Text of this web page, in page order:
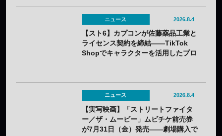
ニュース 2026.8.4
【スト6】カプコンが佐藤薬品工業と
ライセンス契約を締結——TikTok
Shopでキャラクターを活用したプロ
ニュース 2026.8.4
【実写映画】「ストリートファイタ
ー／ザ・ムービー」ムビチケ前売券
が7月31日（金）発売——劇場購入で